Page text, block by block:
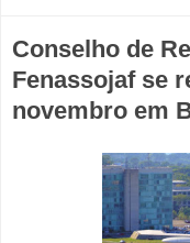
Conselho de
Fenassojaf se
novembro em